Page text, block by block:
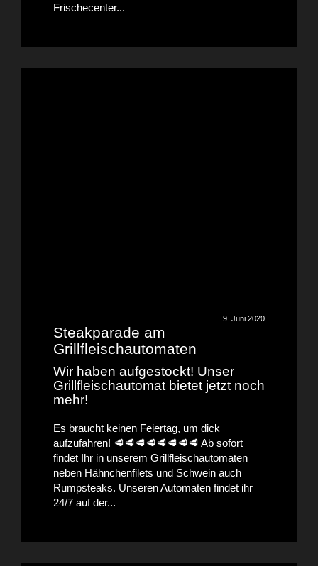
Frischecenter...
9. Juni 2020
Steakparade am
Grillfleischautomaten
Wir haben aufgestockt! Unser
Grillfleischautomat bietet jetzt noch
mehr!
Es braucht keinen Feiertag, um dick
aufzufahren! 🥩🥩🥩🥩🥩🥩🥩🥩 Ab sofort
findet Ihr in unserem Grillfleischautomaten
neben Hähnchenfilets und Schwein auch
Rumpsteaks. Unseren Automaten findet ihr
24/7 auf der...